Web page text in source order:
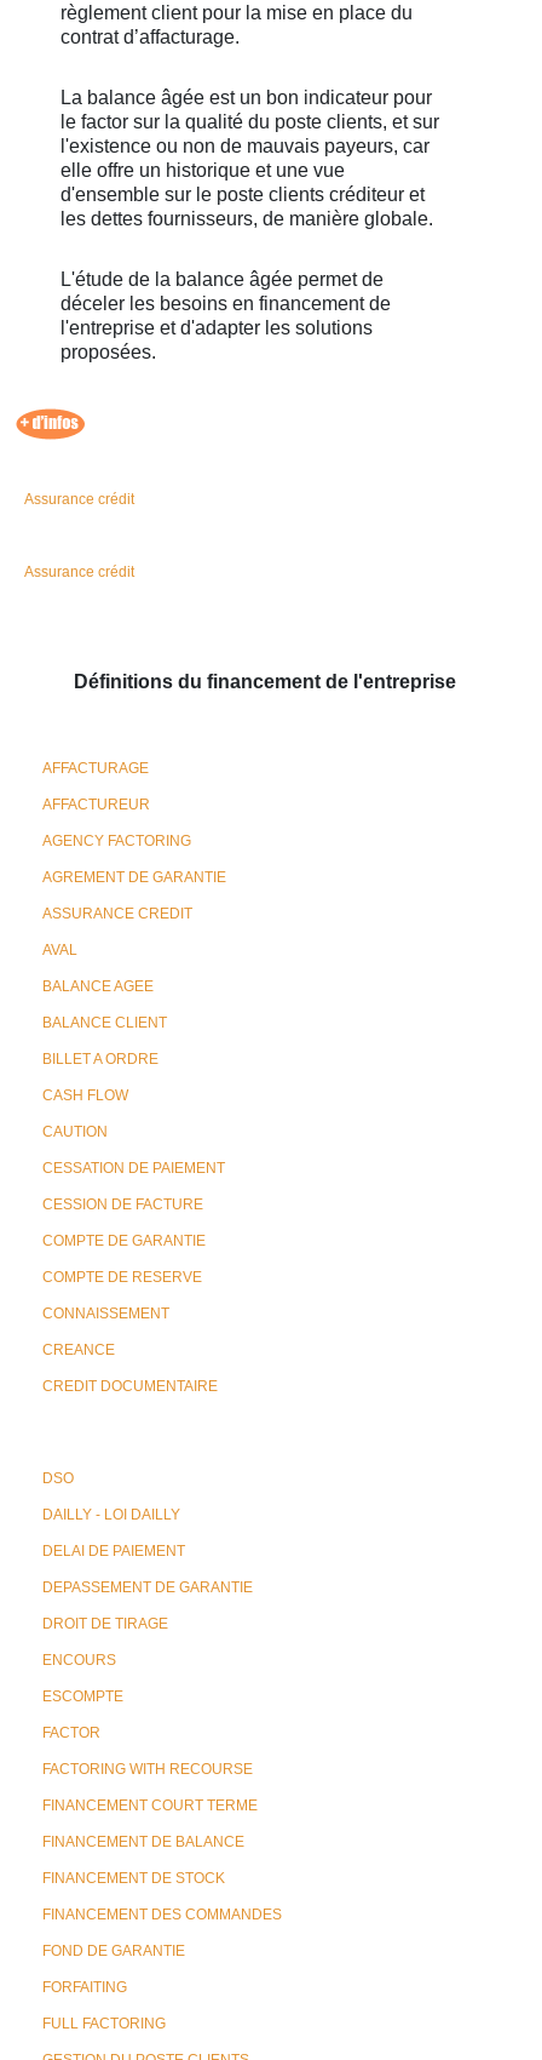
règlement client pour la mise en place du
contrat d’affacturage.
La balance âgée est un bon indicateur pour
le factor sur la qualité du poste clients, et sur
l'existence ou non de mauvais payeurs, car
elle offre un historique et une vue
d'ensemble sur le poste clients créditeur et
les dettes fournisseurs, de manière globale.
L'étude de la balance âgée permet de
déceler les besoins en financement de
l'entreprise et d'adapter les solutions
proposées.
Assurance crédit
Assurance crédit
Définitions du financement de l'entreprise
AFFACTURAGE
AFFACTUREUR
AGENCY FACTORING
AGREMENT DE GARANTIE
ASSURANCE CREDIT
AVAL
BALANCE AGEE
BALANCE CLIENT
BILLET A ORDRE
CASH FLOW
CAUTION
CESSATION DE PAIEMENT
CESSION DE FACTURE
COMPTE DE GARANTIE
COMPTE DE RESERVE
CONNAISSEMENT
CREANCE
CREDIT DOCUMENTAIRE
DSO
DAILLY - LOI DAILLY
DELAI DE PAIEMENT
DEPASSEMENT DE GARANTIE
DROIT DE TIRAGE
ENCOURS
ESCOMPTE
FACTOR
FACTORING WITH RECOURSE
FINANCEMENT COURT TERME
FINANCEMENT DE BALANCE
FINANCEMENT DE STOCK
FINANCEMENT DES COMMANDES
FOND DE GARANTIE
FORFAITING
FULL FACTORING